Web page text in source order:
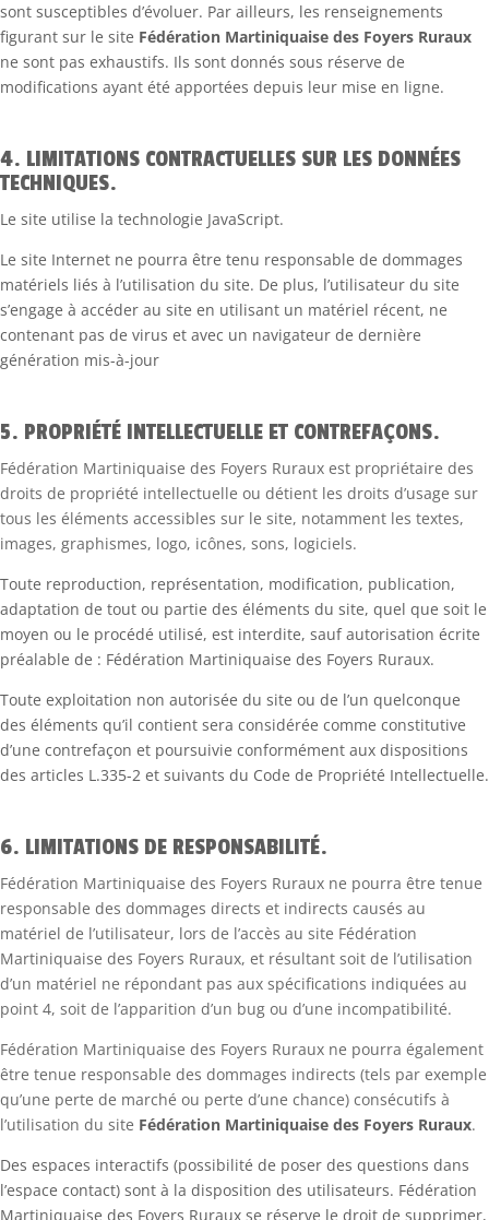
sont susceptibles d’évoluer. Par ailleurs, les renseignements
figurant sur le site Fédération Martiniquaise des Foyers Ruraux
ne sont pas exhaustifs. Ils sont donnés sous réserve de
modifications ayant été apportées depuis leur mise en ligne.
4. LIMITATIONS CONTRACTUELLES SUR LES DONNÉES
TECHNIQUES.
Le site utilise la technologie JavaScript.
Le site Internet ne pourra être tenu responsable de dommages
matériels liés à l’utilisation du site. De plus, l’utilisateur du site
s’engage à accéder au site en utilisant un matériel récent, ne
contenant pas de virus et avec un navigateur de dernière
génération mis-à-jour
5. PROPRIÉTÉ INTELLECTUELLE ET CONTREFAÇONS.
Fédération Martiniquaise des Foyers Ruraux est propriétaire des
droits de propriété intellectuelle ou détient les droits d’usage sur
tous les éléments accessibles sur le site, notamment les textes,
images, graphismes, logo, icônes, sons, logiciels.
Toute reproduction, représentation, modification, publication,
adaptation de tout ou partie des éléments du site, quel que soit le
moyen ou le procédé utilisé, est interdite, sauf autorisation écrite
préalable de : Fédération Martiniquaise des Foyers Ruraux.
Toute exploitation non autorisée du site ou de l’un quelconque
des éléments qu’il contient sera considérée comme constitutive
d’une contrefaçon et poursuivie conformément aux dispositions
des articles L.335-2 et suivants du Code de Propriété Intellectuelle.
6. LIMITATIONS DE RESPONSABILITÉ.
Fédération Martiniquaise des Foyers Ruraux ne pourra être tenue
responsable des dommages directs et indirects causés au
matériel de l’utilisateur, lors de l’accès au site Fédération
Martiniquaise des Foyers Ruraux, et résultant soit de l’utilisation
d’un matériel ne répondant pas aux spécifications indiquées au
point 4, soit de l’apparition d’un bug ou d’une incompatibilité.
Fédération Martiniquaise des Foyers Ruraux ne pourra également
être tenue responsable des dommages indirects (tels par exemple
qu’une perte de marché ou perte d’une chance) consécutifs à
l’utilisation du site Fédération Martiniquaise des Foyers Ruraux.
Des espaces interactifs (possibilité de poser des questions dans
l’espace contact) sont à la disposition des utilisateurs. Fédération
Martiniquaise des Foyers Ruraux se réserve le droit de supprimer,